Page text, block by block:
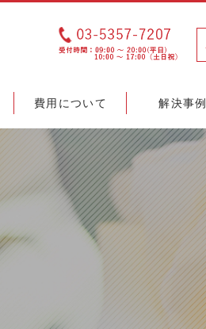
費用について 解決事例